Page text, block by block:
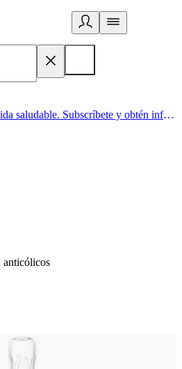
Acá comienza un estilo de vida saludable. Subscríbete y obtén información de primera mano
anticólicos